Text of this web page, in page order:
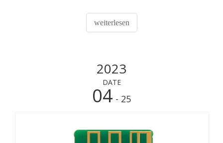
Kommunikationsmoduls können Sie alle Geräte in Ihrem
Zuhause problemlos von einer einzelnen Plattform
weiterlesen
2023
DATE
04 - 25